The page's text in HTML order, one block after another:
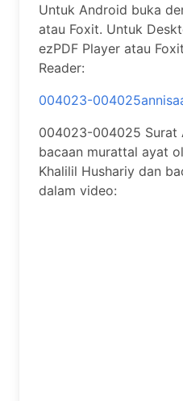
Untuk Android buka
atau Foxit. Untuk
ezPDF Player atau
Reader:
004023-
004023-004025 Surat
bacaan murattal ayat
Khalilil Hushariy dan
dalam video: